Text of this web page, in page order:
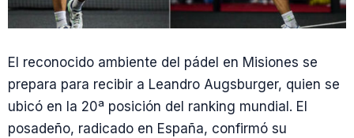
El reconocido ambiente del pádel en Misiones se
prepara para recibir a Leandro Augsburger, quien se
ubicó en la 20ª posición del ranking mundial. El
posadeño, radicado en España, confirmó su